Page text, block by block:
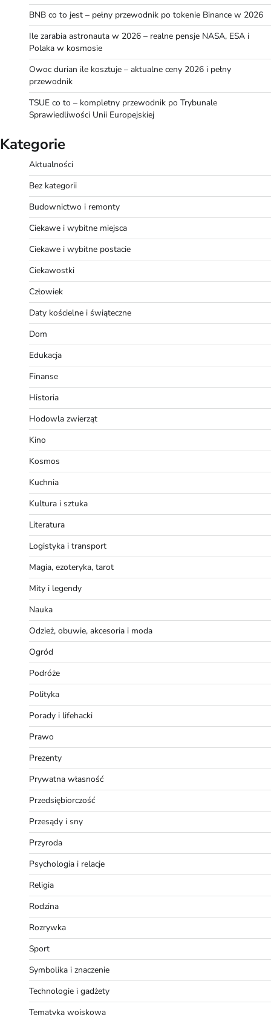
BNB co to jest – pełny przewodnik po tokenie Binance w 2026
Ile zarabia astronauta w 2026 – realne pensje NASA, ESA i
Polaka w kosmosie
Owoc durian ile kosztuje – aktualne ceny 2026 i pełny
przewodnik
TSUE co to – kompletny przewodnik po Trybunale
Sprawiedliwości Unii Europejskiej
Kategorie
Aktualności
Bez kategorii
Budownictwo i remonty
Ciekawe i wybitne miejsca
Ciekawe i wybitne postacie
Ciekawostki
Człowiek
Daty kościelne i świąteczne
Dom
Edukacja
Finanse
Historia
Hodowla zwierząt
Kino
Kosmos
Kuchnia
Kultura i sztuka
Literatura
Logistyka i transport
Magia, ezoteryka, tarot
Mity i legendy
Nauka
Odzież, obuwie, akcesoria i moda
Ogród
Podróże
Polityka
Porady i lifehacki
Prawo
Prezenty
Prywatna własność
Przedsiębiorczość
Przesądy i sny
Przyroda
Psychologia i relacje
Religia
Rodzina
Rozrywka
Sport
Symbolika i znaczenie
Technologie i gadżety
Tematyka wojskowa